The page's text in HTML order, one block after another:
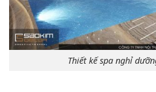
Thiết kế spa nghỉ